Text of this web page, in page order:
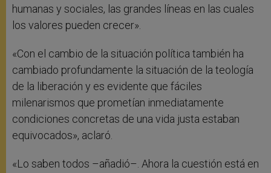
humanas y sociales, las grandes líneas en las cuales
los valores pueden crecer».
«Con el cambio de la situación política también ha
cambiado profundamente la situación de la teología
de la liberación y es evidente que fáciles
milenarismos que prometían inmediatamente
condiciones concretas de una vida justa estaban
equivocados», aclaró.
«Lo saben todos –añadió–. Ahora la cuestión está en